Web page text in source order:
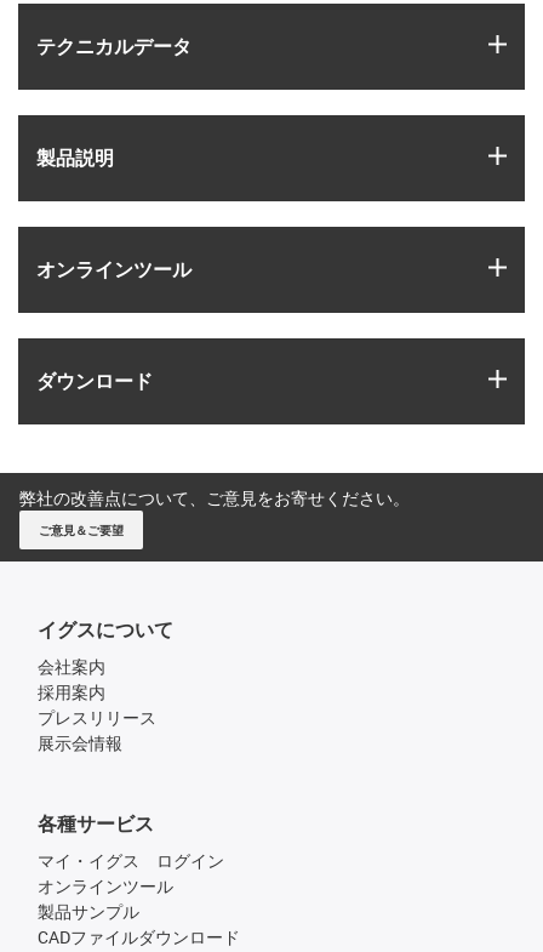
テクニカルデータ
製品説明
オンラインツール
ダウンロード
弊社の改善点について、ご意見をお寄せください。
ご意見＆ご要望
イグスについて
会社案内
採用案内
プレスリリース
展示会情報
各種サービス
マイ・イグス ログイン
オンラインツール
製品サンプル
CADファイルダウンロード